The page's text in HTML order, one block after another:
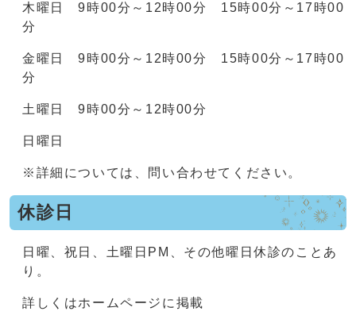
木曜日 9時00分～12時00分 15時00分～17時00
分
金曜日 9時00分～12時00分 15時00分～17時00
分
土曜日 9時00分～12時00分
日曜日
※詳細については、問い合わせてください。
休診日
日曜、祝日、土曜日PM、その他曜日休診のことあ
り。
詳しくはホームページに掲載